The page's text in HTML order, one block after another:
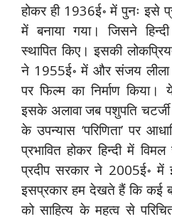
होकर ही 1936ई॰ में पुनः इसे
में बनाया गया। जिसने
स्थापित किए। इसकी
ने 1955ई॰ में और संजय
पर फिल्म का निर्माण
इसके अलावा जब पशुपति
के उपन्यास ‘परिणिता’ पर
प्रभावित होकर हिन्दी में
प्रदीप सरकार ने 2005ई॰ में
इसप्रकार हम देखते हैं कि कई
को साहित्य के महत्व से